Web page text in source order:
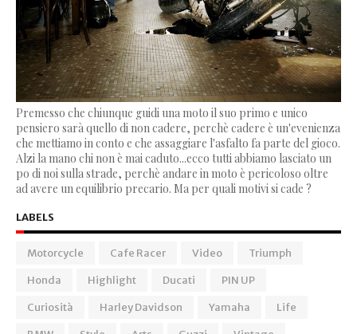
Premesso che chiunque guidi una moto il suo primo e unico
pensiero sarà quello di non cadere, perchè cadere è un'evenienza
che mettiamo in conto e che assaggiare l'asfalto fa parte del gioco.
Alzi la mano chi non è mai caduto...ecco tutti abbiamo lasciato un
po di noi sulla strade, perchè andare in moto è pericoloso oltre
ad avere un equilibrio precario. Ma per quali motivi si cade ?
LABELS
Motorcycle Cafe Racer Video
Triumph
Honda
Highlight Ducati
PIN UP
Curiosità
Harley Davidson Yamaha
Life